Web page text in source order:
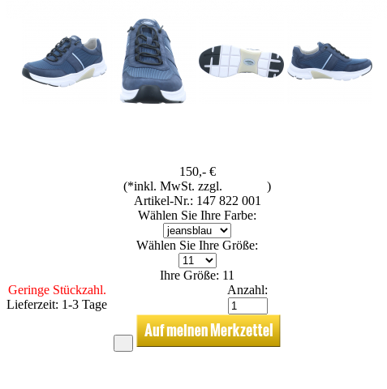
150,- €
(*inkl. MwSt. zzgl.
)
Artikel-Nr.: 147 822 001
Wählen Sie Ihre Farbe:
Wählen Sie Ihre Größe:
Ihre Größe: 11
Geringe Stückzahl.
Lieferzeit: 1-3 Tage
Anzahl: